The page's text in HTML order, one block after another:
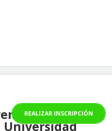
del
Universidad
REALIZAR INSCRIPCIÓN